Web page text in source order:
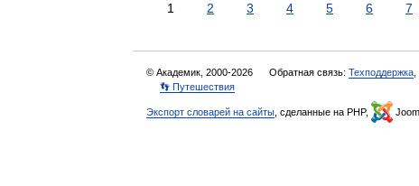
1 2 3 4 5 6 7
© Академик, 2000-2026 Обратная связь: Техподдержка
👣 Путешествия
Экспорт словарей на сайты , сделанные на PHP,